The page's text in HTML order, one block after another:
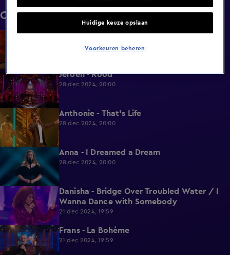
Clips
Moti - Country roads, take me home
28 dec 2024, 20:00
2:48 Jeroen - Rood
28 dec 2024, 20:00
2:28 Anthonie - That's Life
28 dec 2024, 20:00
2:19 Anna - I Dreamed a Dream
28 dec 2024, 20:00
2:50
Danisha - Bridge Over Troubled Water / I
Wanna Dance with Somebody
21 dec 2024, 19:59
2:23 Frans - La Bohėme
21 dec 2024, 19:59
Huidige keuze opslaan
Voorkeuren beheren